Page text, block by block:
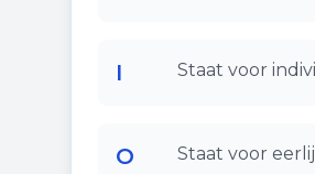
I Staat voor
O Staat voor